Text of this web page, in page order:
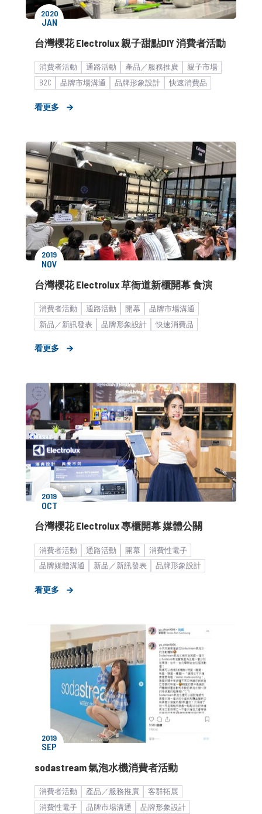
2020
JAN
台灣櫻花 Electrolux 親子甜點DIY 消費者活動
消費者活動 通路活動 產品／服務推廣
親子市場
B2C
品牌市場溝通 品牌形象設計
快速消費品
看更多
2019
NOV
台灣櫻花 Electrolux 草衙道新櫃開幕 食演
消費者活動 通路活動 開幕
品牌市場溝通
新品／新訊發表
品牌形象設計
快速消費品
看更多
2019
OCT
台灣櫻花 Electrolux 專櫃開幕 媒體公關
消費者活動 通路活動 開幕
消費性電子
品牌媒體溝通
新品／新訊發表
品牌形象設計
看更多
2019
SEP
sodastream 氣泡水機消費者活動
消費者活動 產品／服務推廣
客群拓展
消費性電子
品牌市場溝通 品牌形象設計